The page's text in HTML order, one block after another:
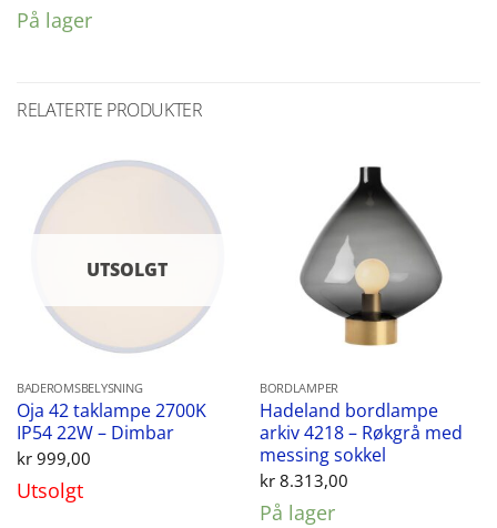
På lager
RELATERTE PRODUKTER
UTSOLGT
BADEROMSBELYSNING
Oja 42 taklampe 2700K
IP54 22W – Dimbar
kr999,00
Utsolgt
BORDLAMPER
Hadeland bordlampe
arkiv 4218 – Røkgrå med
messing sokkel
kr8.313,00
På lager